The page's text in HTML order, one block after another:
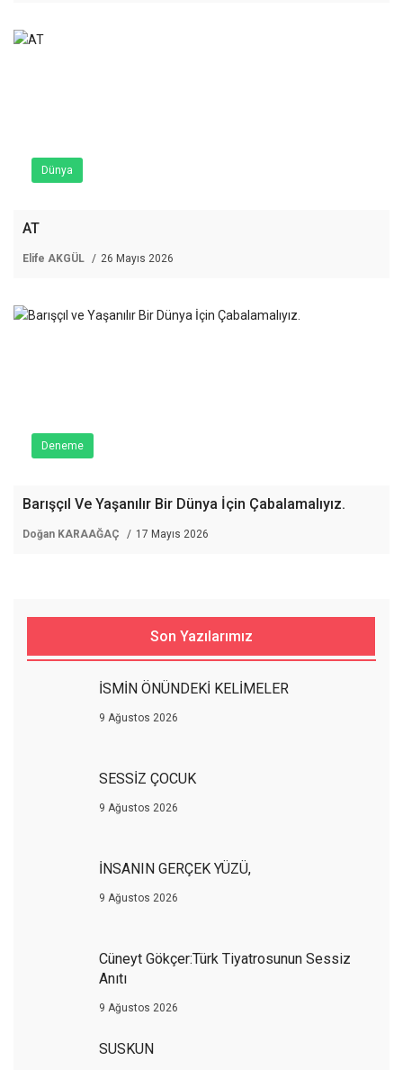
Dünya
AT
Elife AKGÜL 26 Mayıs 2026
Deneme
Barışçıl Ve Yaşanılır Bir Dünya İçin Çabalamalıyız.
Doğan KARAAĞAÇ 17 Mayıs 2026
Son Yazılarımız
İSMİN ÖNÜNDEKİ KELİMELER
9 Ağustos 2026
SESSİZ ÇOCUK
9 Ağustos 2026
İNSANIN GERÇEK YÜZÜ,
9 Ağustos 2026
Cüneyt Gökçer:Türk Tiyatrosunun Sessiz
Anıtı
9 Ağustos 2026
SUSKUN